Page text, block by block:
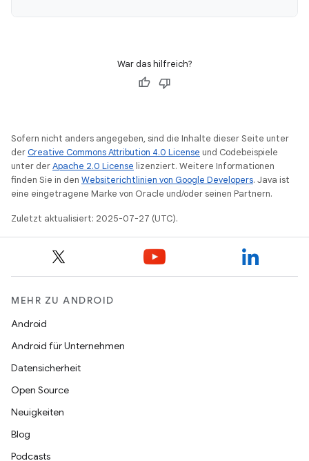
War das hilfreich?
Sofern nicht anders angegeben, sind die Inhalte dieser Seite unter
derCreative Commons Attribution 4.0 License und Codebeispiele
unter derApache 2.0 License lizenziert. Weitere Informationen
finden Sie in den Websiterichtlinien von Google Developers. Java ist
eine eingetragene Marke von Oracle und/oder seinen Partnern.
Zuletzt aktualisiert: 2025-07-27 (UTC).
MEHR ZU ANDROID
Android
Android für Unternehmen
Datensicherheit
Open Source
Neuigkeiten
Blog
Podcasts